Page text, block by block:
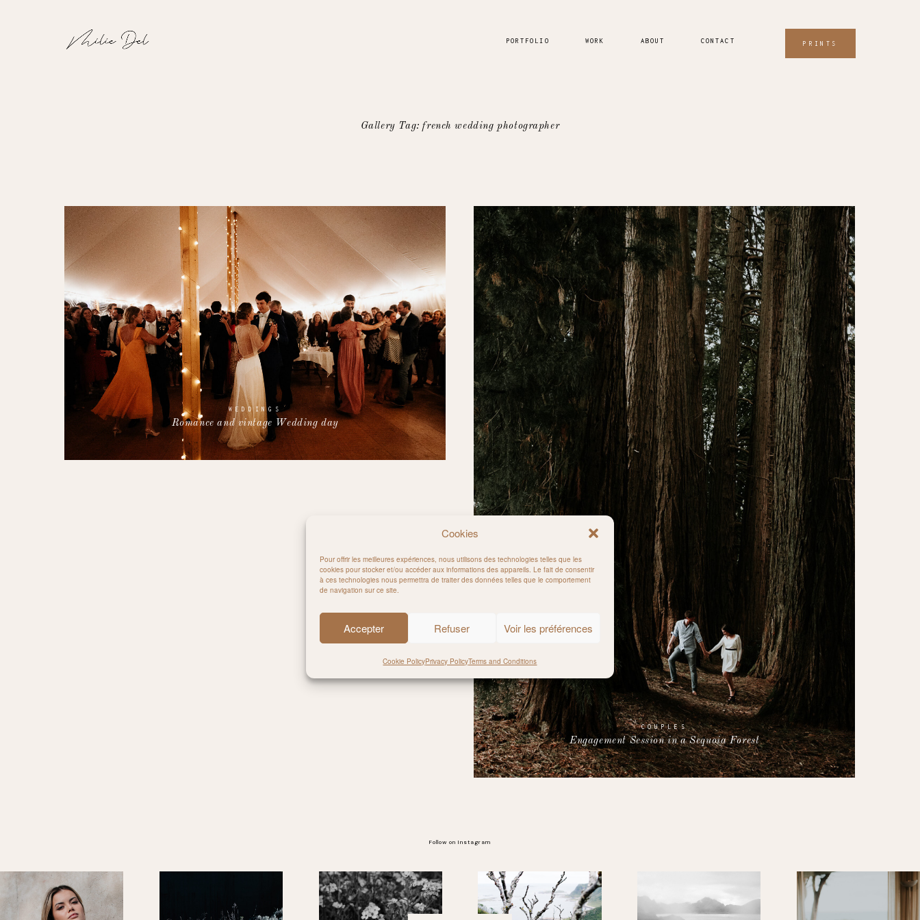
Cookies
Pour offrir les meilleures expériences, nous utilisons des technologies telles que les
cookies pour stocker et/ou accéder aux informations des appareils. Le fait de consentir
à ces technologies nous permettra de traiter des données telles que le comportement
de navigation sur ce site.
Accepter Refuser Voir les préférences
Cookie PolicyPrivacy PolicyTerms and Conditions
PORTFOLIO WORK ABOUT CONTACT PRINTS
Gallery Tag: french wedding photographer
WEDDINGS
Romance and vintage Wedding day
COUPLES
Engagement Session in a Sequoia Forest
Follow on Instagram